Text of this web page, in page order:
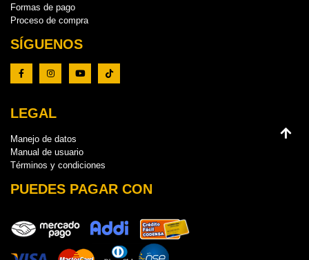
Formas de pago
Proceso de compra
SÍGUENOS
LEGAL
Manejo de datos
Manual de usuario
Términos y condiciones
PUEDES PAGAR CON